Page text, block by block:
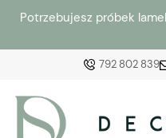
Potrzebujesz próbek
792 802 839